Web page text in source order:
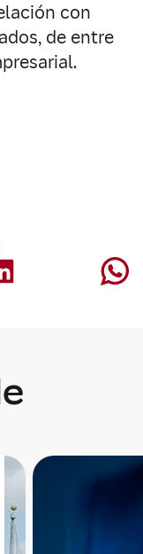
con
de entre